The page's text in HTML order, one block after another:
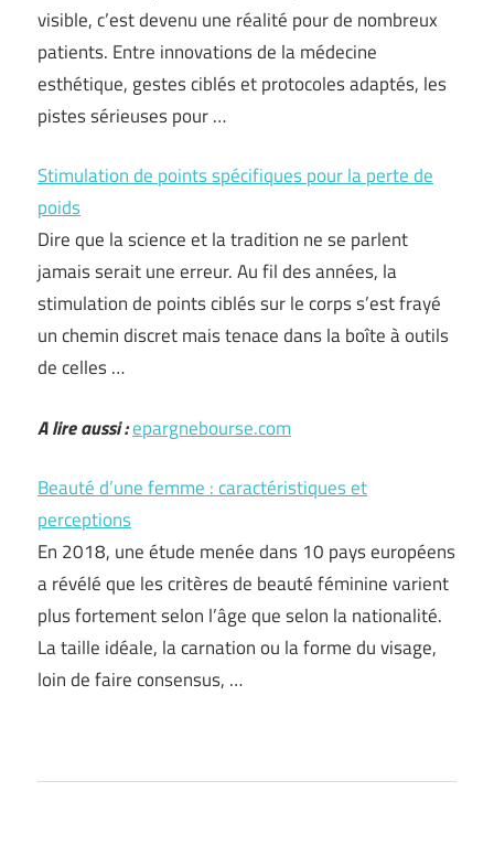
visible, c’est devenu une réalité pour de nombreux
patients. Entre innovations de la médecine
esthétique, gestes ciblés et protocoles adaptés, les
pistes sérieuses pour …
Stimulation de points spécifiques pour la perte de
poids
Dire que la science et la tradition ne se parlent
jamais serait une erreur. Au fil des années, la
stimulation de points ciblés sur le corps s’est frayé
un chemin discret mais tenace dans la boîte à outils
de celles …
A lire aussi :epargnebourse.com
Beauté d’une femme : caractéristiques et
perceptions
En 2018, une étude menée dans 10 pays européens
a révélé que les critères de beauté féminine varient
plus fortement selon l’âge que selon la nationalité.
La taille idéale, la carnation ou la forme du visage,
loin de faire consensus, …